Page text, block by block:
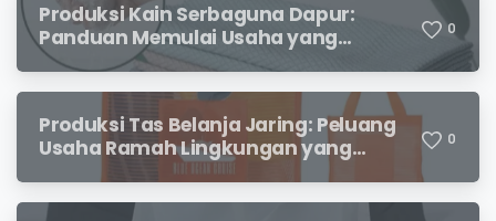
Produksi Kain Serbaguna Dapur:
Panduan Memulai Usaha yang
Menjanjikan untuk Pebisnis Pemula
0
Produksi Tas Belanja Jaring: Peluang
Usaha Ramah Lingkungan yang
0